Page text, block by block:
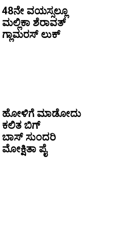
48ನೇ ವಯಸ್ಸಲ್ಲೂ
ಮಲ್ಲಿಕಾ ಶೆರಾವತ್
ಗ್ಲಾಮರಸ್ ಲುಕ್
ಹೋಳಿಗೆ ಮಾಡೋದು
ಕಲಿತ ಬಿಗ್
ಬಾಸ್ ಸುಂದರಿ
ಮೋಕ್ಷಿತಾ ಪೈ